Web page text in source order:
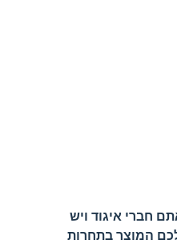
חברי איגוד ויש
המוצר בתחרות